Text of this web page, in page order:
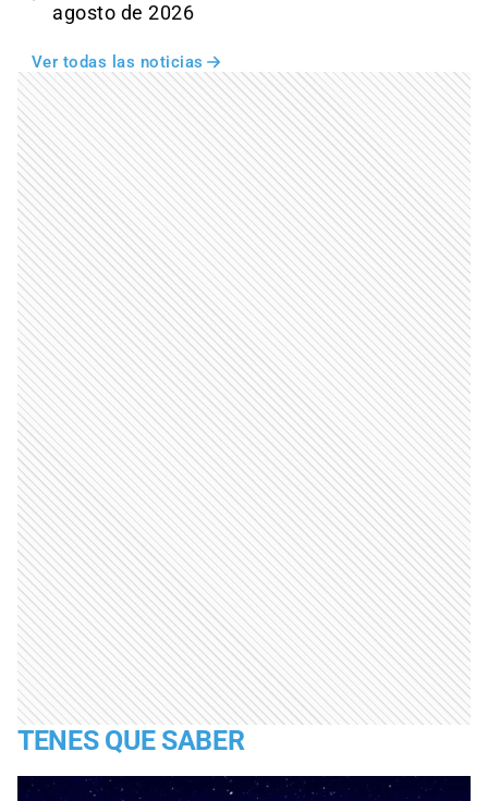
agosto de 2026
Ver todas las noticias
TENES QUE SABER